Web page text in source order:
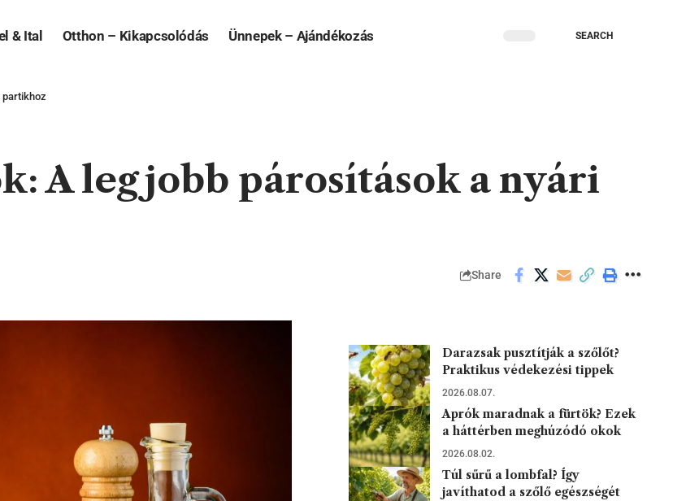
& Ital Otthon – Kikapcsolódás Ünnepek – Ajándékozás SEARCH
partikhoz
A legjobb párosítások a nyári
Share
Darazsak pusztítják a szőlőt?
Praktikus védekezési tippek
2026.08.07.
Aprók maradnak a fürtök? Ezek
a háttérben meghúzódó okok
2026.08.02.
Túl sűrű a lombfal? Így
javíthatod a szőlő egészségét